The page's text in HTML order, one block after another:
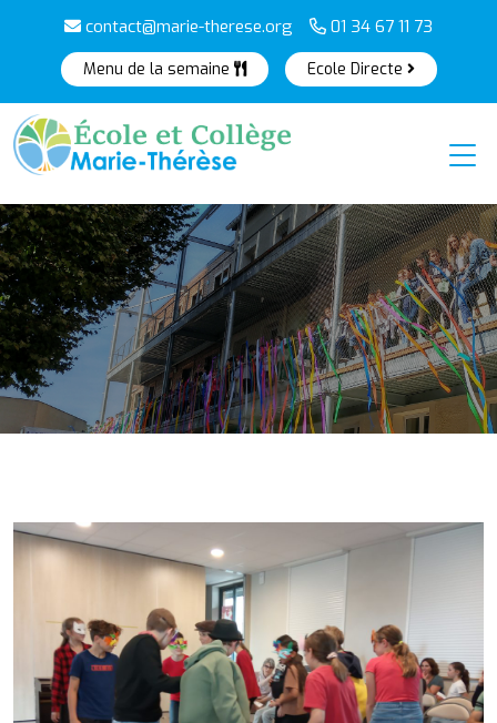
contact@marie-therese.org 01 34 67 11 73
Menu de la semaine Ecole Directe